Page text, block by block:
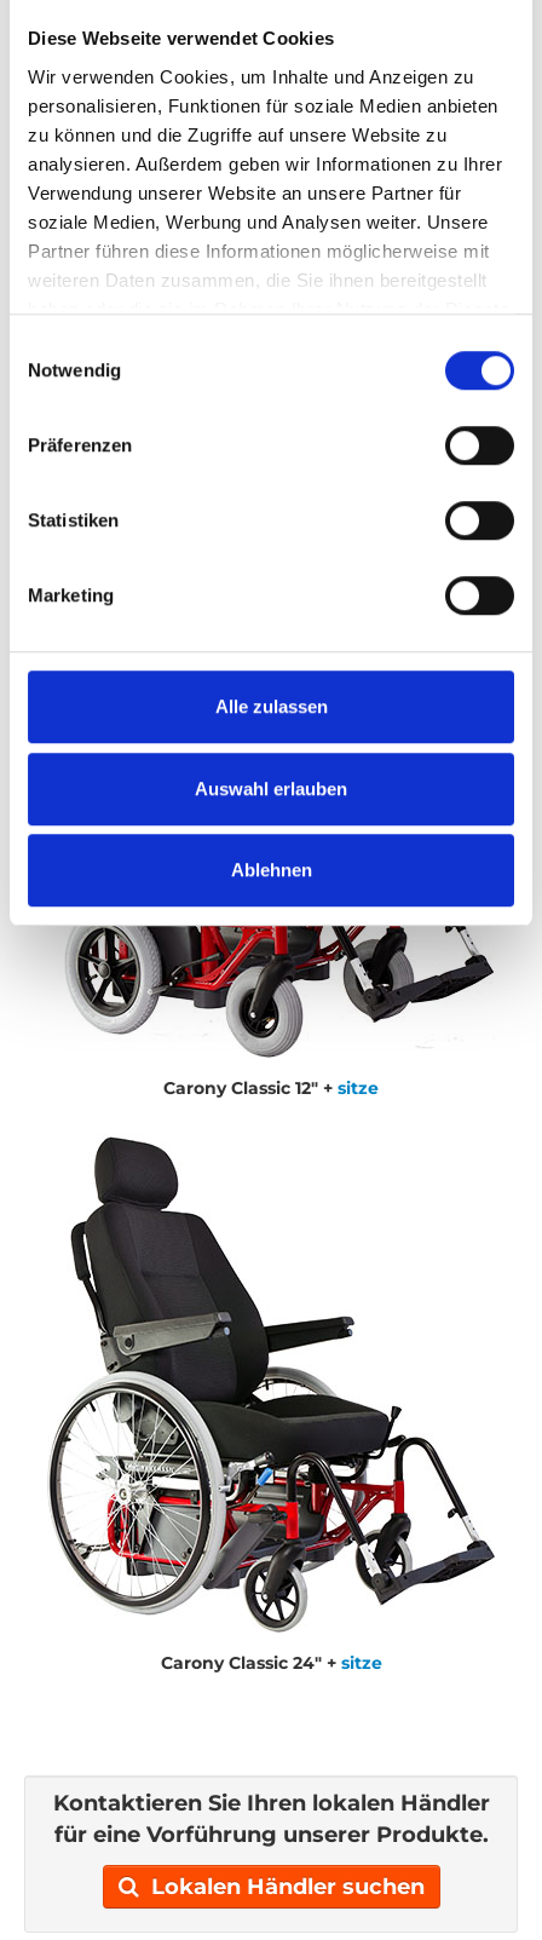
Diese Webseite verwendet Cookies
Wir verwenden Cookies, um Inhalte und Anzeigen zu
personalisieren, Funktionen für soziale Medien anbieten
zu können und die Zugriffe auf unsere Website zu
analysieren. Außerdem geben wir Informationen zu Ihrer
Verwendung unserer Website an unsere Partner für
soziale Medien, Werbung und Analysen weiter. Unsere
Partner führen diese Informationen möglicherweise mit
weiteren Daten zusammen, die Sie ihnen bereitgestellt
haben oder die sie im Rahmen Ihrer Nutzung der Dienste
Notwendig
Präferenzen
Statistiken
Marketing
Alle zulassen
Auswahl erlauben
Ablehnen
Carony Classic 24"
Carony Classic 12" + sitze
Carony Classic 24" + sitze
Kontaktieren Sie Ihren lokalen Händler
für eine Vorführung unserer Produkte.
Lokalen Händler suchen